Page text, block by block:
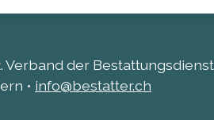
Verband der
• info@bestatter.ch